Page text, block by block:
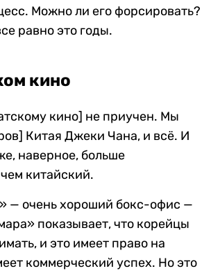
Можно ли его форсировать?
равно это годы.
кино
кино] не приучен. Мы
Китая Джеки Чана, и всё. И
наверное, больше
китайский.
— очень хороший бокс-офис —
показывает, что корейцы
и это имеет право на
коммерческий успех. Но это